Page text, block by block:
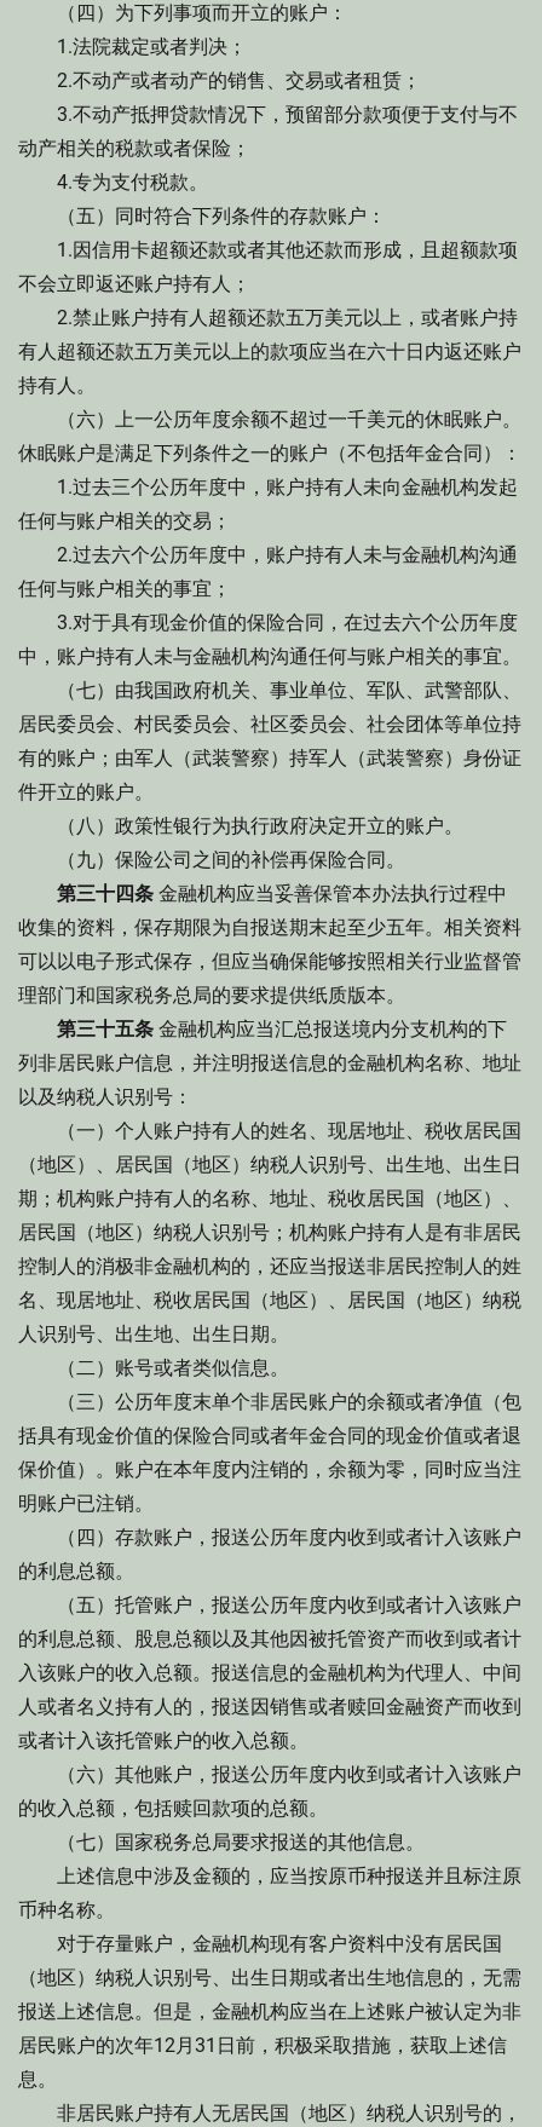
（四）为下列事项而开立的账户：
1.法院裁定或者判决；
2.不动产或者动产的销售、交易或者租赁；
3.不动产抵押贷款情况下，预留部分款项便于支付与不
动产相关的税款或者保险；
4.专为支付税款。
（五）同时符合下列条件的存款账户：
1.因信用卡超额还款或者其他还款而形成，且超额款项
不会立即返还账户持有人；
2.禁止账户持有人超额还款五万美元以上，或者账户持
有人超额还款五万美元以上的款项应当在六十日内返还账户
持有人。
（六）上一公历年度余额不超过一千美元的休眠账户。
休眠账户是满足下列条件之一的账户（不包括年金合同）：
1.过去三个公历年度中，账户持有人未向金融机构发起
任何与账户相关的交易；
2.过去六个公历年度中，账户持有人未与金融机构沟通
任何与账户相关的事宜；
3.对于具有现金价值的保险合同，在过去六个公历年度
中，账户持有人未与金融机构沟通任何与账户相关的事宜。
（七）由我国政府机关、事业单位、军队、武警部队、
居民委员会、村民委员会、社区委员会、社会团体等单位持
有的账户；由军人（武装警察）持军人（武装警察）身份证
件开立的账户。
（八）政策性银行为执行政府决定开立的账户。
（九）保险公司之间的补偿再保险合同。
第三十四条 金融机构应当妥善保管本办法执行过程中
收集的资料，保存期限为自报送期末起至少五年。相关资料
可以以电子形式保存，但应当确保能够按照相关行业监督管
理部门和国家税务总局的要求提供纸质版本。
第三十五条 金融机构应当汇总报送境内分支机构的下
列非居民账户信息，并注明报送信息的金融机构名称、地址
以及纳税人识别号：
（一）个人账户持有人的姓名、现居地址、税收居民国
（地区）、居民国（地区）纳税人识别号、出生地、出生日
期；机构账户持有人的名称、地址、税收居民国（地区）、
居民国（地区）纳税人识别号；机构账户持有人是有非居民
控制人的消极非金融机构的，还应当报送非居民控制人的姓
名、现居地址、税收居民国（地区）、居民国（地区）纳税
人识别号、出生地、出生日期。
（二）账号或者类似信息。
（三）公历年度末单个非居民账户的余额或者净值（包
括具有现金价值的保险合同或者年金合同的现金价值或者退
保价值）。账户在本年度内注销的，余额为零，同时应当注
明账户已注销。
（四）存款账户，报送公历年度内收到或者计入该账户
的利息总额。
（五）托管账户，报送公历年度内收到或者计入该账户
的利息总额、股息总额以及其他因被托管资产而收到或者计
入该账户的收入总额。报送信息的金融机构为代理人、中间
人或者名义持有人的，报送因销售或者赎回金融资产而收到
或者计入该托管账户的收入总额。
（六）其他账户，报送公历年度内收到或者计入该账户
的收入总额，包括赎回款项的总额。
（七）国家税务总局要求报送的其他信息。
上述信息中涉及金额的，应当按原币种报送并且标注原
币种名称。
对于存量账户，金融机构现有客户资料中没有居民国
（地区）纳税人识别号、出生日期或者出生地信息的，无需
报送上述信息。但是，金融机构应当在上述账户被认定为非
居民账户的次年12月31日前，积极采取措施，获取上述信
息。
非居民账户持有人无居民国（地区）纳税人识别号的，